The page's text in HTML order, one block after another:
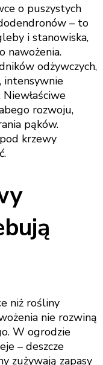
o puszystych
– to
i stanowiska,
nawożenia.
odżywczych,
intensywnie
rozwoju,
pąków.
krzewy
niż rośliny
nie rozwiną
W ogrodzie
– deszcze
zużywają zapasy